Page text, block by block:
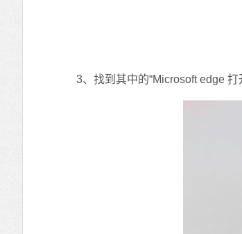
3、找到其中的“Microsoft edge 打